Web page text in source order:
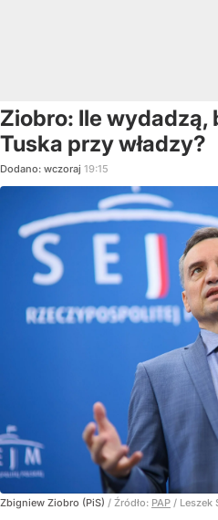
Ziobro: Ile wydadzą,
Tuska przy władzy?
Dodano: wczoraj 19:15
Zbigniew Ziobro (PiS) / Źródło: PAP / Leszek